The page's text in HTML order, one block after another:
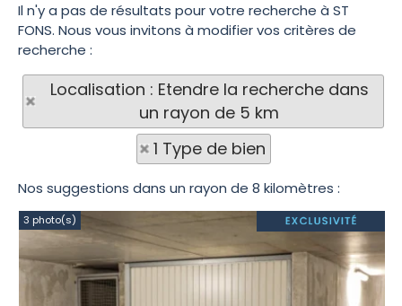
Il n'y a pas de résultats pour votre recherche à ST
FONS. Nous vous invitons à modifier vos critères de
recherche :
Localisation : Etendre la recherche dans
un rayon de 5 km
1 Type de bien
Nos suggestions dans un rayon de 8 kilomètres :
3 photo(s)